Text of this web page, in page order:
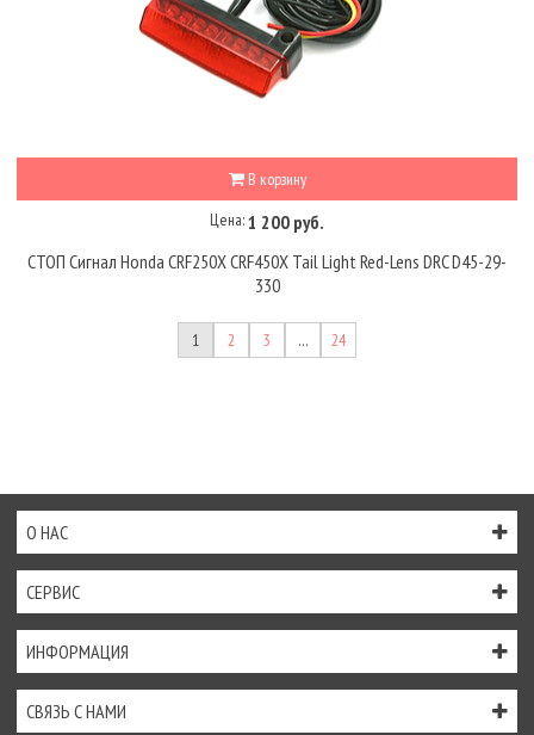
В корзину
Цена:1 200 руб.
СТОП Сигнал Honda CRF250X CRF450X Tail Light Red-Lens DRC D45-29-
330
1 2 3 … 24
О НАС
СЕРВИС
ИНФОРМАЦИЯ
СВЯЗЬ С НАМИ